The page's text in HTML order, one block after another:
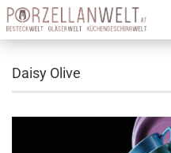
Daisy Olive